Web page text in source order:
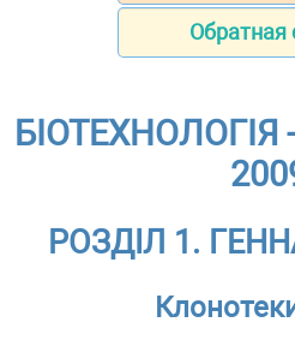
Обратная
БІОТЕХНОЛОГІЯ
РОЗДІЛ 1.